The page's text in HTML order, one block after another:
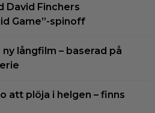
David Finchers
Game”-spinoff
långfilm – baserad på
att plöja i helgen – finns